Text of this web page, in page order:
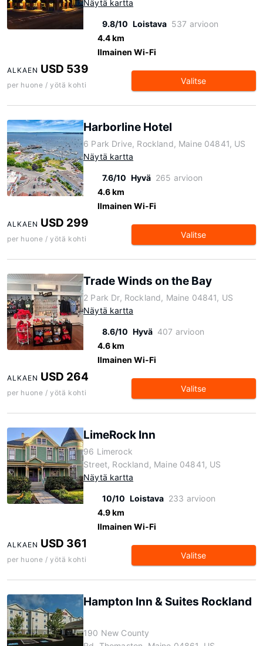
Näytä kartta
9.8/10 Loistava 537 arvioon
4.4 km
Ilmainen Wi-Fi
ALKAEN USD 539
per huone / yötä kohti Valitse
Harborline Hotel
6 Park Drive, Rockland, Maine 04841, US
Näytä kartta
7.6/10 Hyvä 265 arvioon
4.6 km
Ilmainen Wi-Fi
ALKAEN USD 299
per huone / yötä kohti Valitse
Trade Winds on the Bay
2 Park Dr, Rockland, Maine 04841, US
Näytä kartta
8.6/10 Hyvä 407 arvioon
4.6 km
Ilmainen Wi-Fi
ALKAEN USD 264
per huone / yötä kohti Valitse
LimeRock Inn
96 Limerock
Street, Rockland, Maine 04841, US
Näytä kartta
10/10 Loistava 233 arvioon
4.9 km
Ilmainen Wi-Fi
ALKAEN USD 361
per huone / yötä kohti Valitse
Hampton Inn & Suites Rockland
190 New County